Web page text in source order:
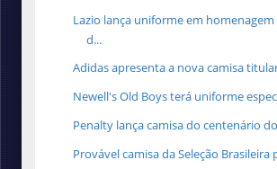
Lazio lança uniforme em
d...
Adidas apresenta a nova camisa
Newell's Old Boys terá uniforme
Penalty lança camisa do centenário
Provável camisa da Seleção Brasileira